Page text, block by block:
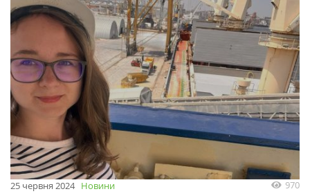
25 червня 2024 Новини 970